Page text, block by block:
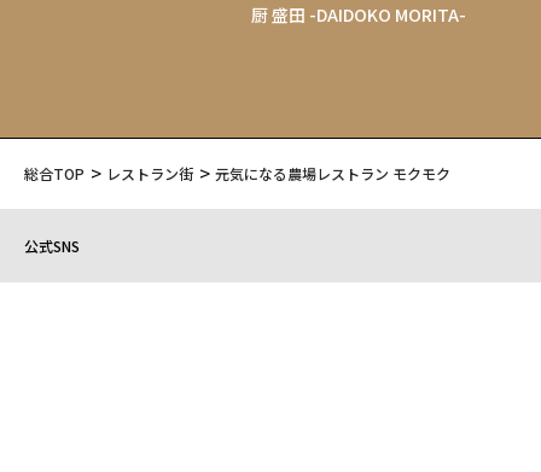
厨 盛田 -DAIDOKO MORITA-
総合TOP レストラン街 元気になる農場レストラン モクモク
公式SNS